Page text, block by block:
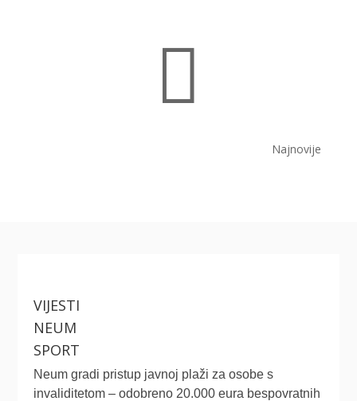

Najnovije
VIJESTI
NEUM
SPORT
Neum gradi pristup javnoj plaži za osobe s
invaliditetom – odobreno 20.000 eura bespovratnih